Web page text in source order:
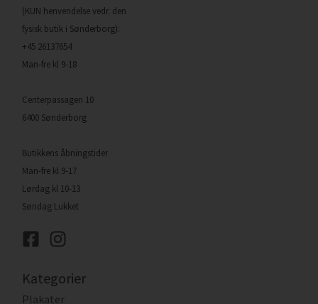
(KUN henvendelse vedr. den
fysisk butik i Sønderborg):
+45 26137654
Man-fre kl 9-18
Centerpassagen 10
6400 Sønderborg
Butikkens åbningstider
Man-fre kl 9-17
Lørdag kl 10-13
Søndag Lukket
Kategorier
Plakater